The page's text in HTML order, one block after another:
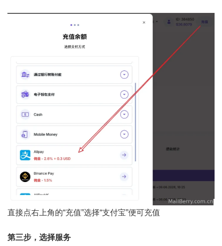
直接点右上角的“充值”选择“支付宝”便可充值
第三步，选择服务